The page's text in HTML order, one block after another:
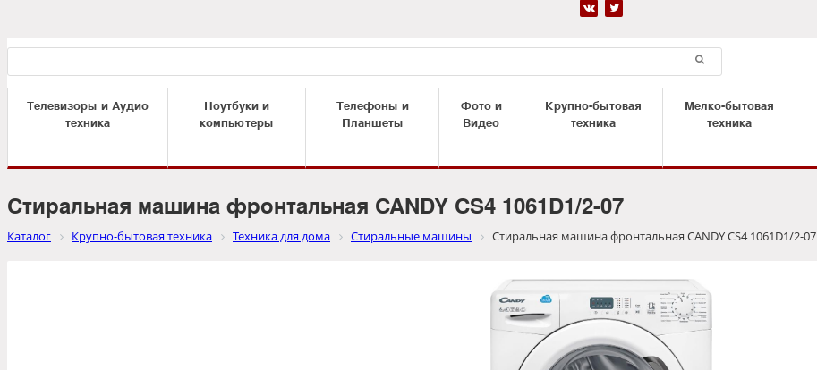
 
Телевизоры и Аудио
техника
Ноутбуки и
компьютеры
Телефоны и
Планшеты
Фото и
Видео
Крупно-бытовая
техника
Мелко-бытовая
техника
Стиральная машина фронтальная CANDY CS4 1061D1/2-07
Каталог Крупно-бытовая техника Техника для дома Стиральные машины Стиральная машина фронтальная CANDY CS4 1061D1/2-07